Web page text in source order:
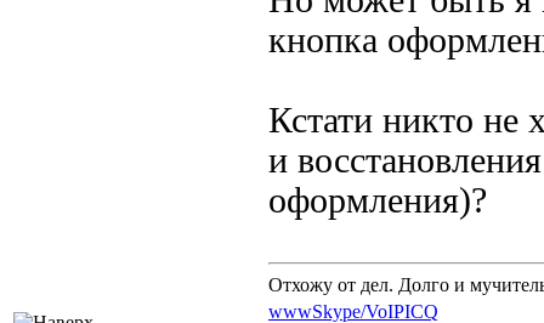
кнопка
Кстати никто не
и
оформления)?
Отхожу от дел. Долго и
wwwSkype/VoIPICQ